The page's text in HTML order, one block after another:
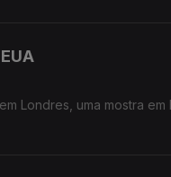
Londres, uma mostra